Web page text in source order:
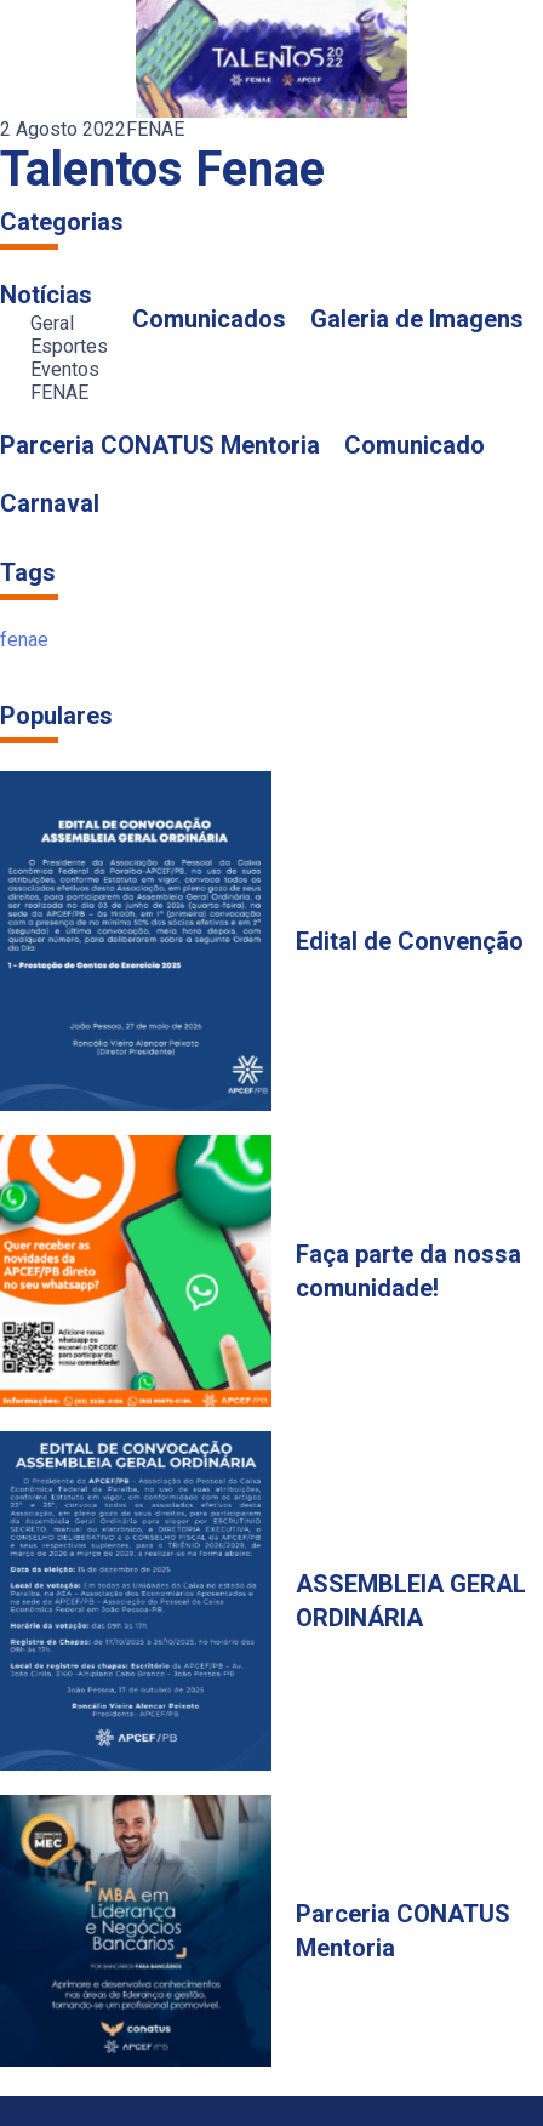
Talentos Fenae
2 Agosto 2022FENAE
Categorias
Notícias
Geral
Esportes
Eventos
FENAE
Comunicados Galeria de Imagens
Parceria CONATUS Mentoria
Comunicado
Carnaval
Tags
fenae
Populares
Edital de Convenção
Faça parte da nossa
comunidade!
ASSEMBLEIA GERAL
ORDINÁRIA
Parceria CONATUS
Mentoria